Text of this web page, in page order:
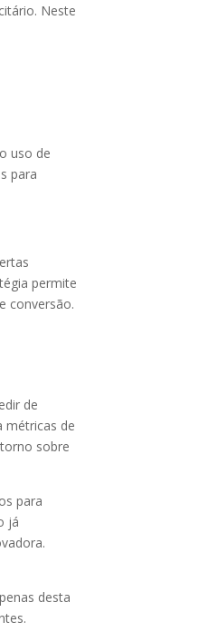
Neste
uso de
para
permite
conversão.
de
métricas de
sobre
para
já
desta